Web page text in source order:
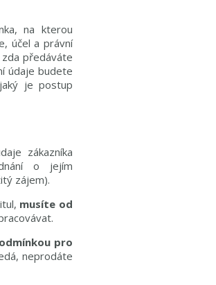
na kterou
účel a právní
předáváte
údaje budete
je postup
zákazníka
o jejím
zájem).
musíte od
pro
neprodáte